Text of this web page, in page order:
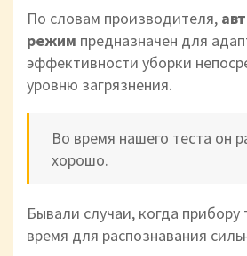
По словам производителя,
режим предназначен для
эффективности уборки
уровню загрязнения.
Во время нашего теста он
хорошо.
Бывали случаи, когда прибору
время для распознавания